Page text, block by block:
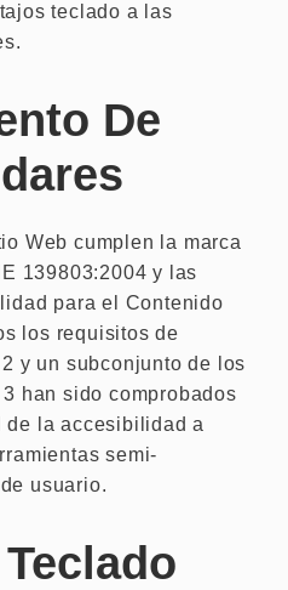
teclado a las
De
Web cumplen la marca
139803:2004 y las
para el Contenido
los requisitos de
y un subconjunto de los
han sido comprobados
la accesibilidad a
semi-
usuario.